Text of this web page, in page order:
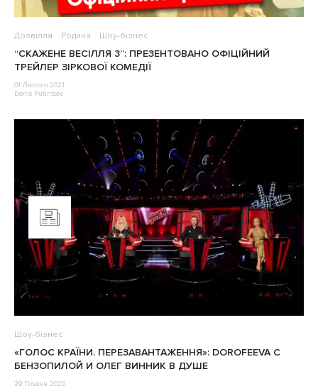
Дозвілля Родина Шоу-бізнес
“СКАЖЕНЕ ВЕСІЛЛЯ 3”: ПРЕЗЕНТОВАНО ОФІЦІЙНИЙ
ТРЕЙЛЕР ЗІРКОВОЇ КОМЕДІЇ
01 Лютого 2021
Denis Putintsev
Шоу-бізнес
«ГОЛОС КРАЇНИ. ПЕРЕЗАВАНТАЖЕННЯ»: DOROFEEVA С
БЕНЗОПИЛОЙ И ОЛЕГ ВИННИК В ДУШЕ
29 Грудня 2020